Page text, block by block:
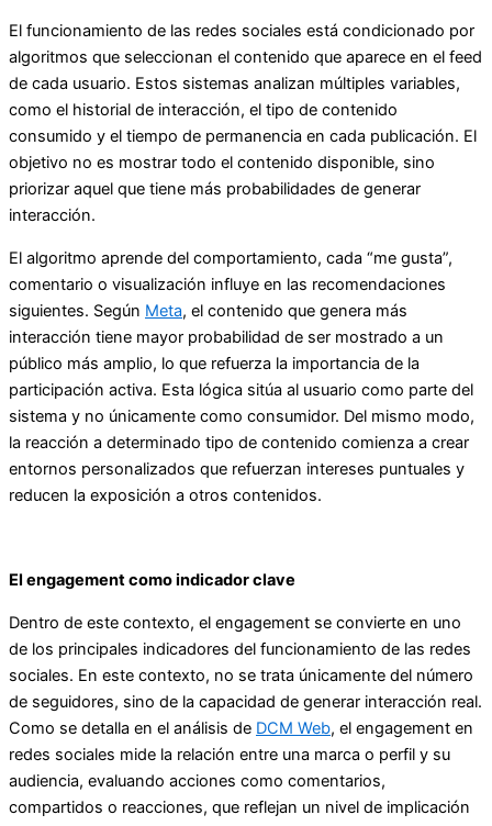
El funcionamiento de las redes sociales está condicionado por
algoritmos que seleccionan el contenido que aparece en el feed
de cada usuario. Estos sistemas analizan múltiples variables,
como el historial de interacción, el tipo de contenido
consumido y el tiempo de permanencia en cada publicación. El
objetivo no es mostrar todo el contenido disponible, sino
priorizar aquel que tiene más probabilidades de generar
interacción.
El algoritmo aprende del comportamiento, cada “me gusta”,
comentario o visualización influye en las recomendaciones
siguientes. Según Meta, el contenido que genera más
interacción tiene mayor probabilidad de ser mostrado a un
público más amplio, lo que refuerza la importancia de la
participación activa. Esta lógica sitúa al usuario como parte del
sistema y no únicamente como consumidor. Del mismo modo,
la reacción a determinado tipo de contenido comienza a crear
entornos personalizados que refuerzan intereses puntuales y
reducen la exposición a otros contenidos.
El engagement como indicador clave
Dentro de este contexto, el engagement se convierte en uno
de los principales indicadores del funcionamiento de las redes
sociales. En este contexto, no se trata únicamente del número
de seguidores, sino de la capacidad de generar interacción real.
Como se detalla en el análisis de DCM Web, el engagement en
redes sociales mide la relación entre una marca o perfil y su
audiencia, evaluando acciones como comentarios,
compartidos o reacciones, que reflejan un nivel de implicación